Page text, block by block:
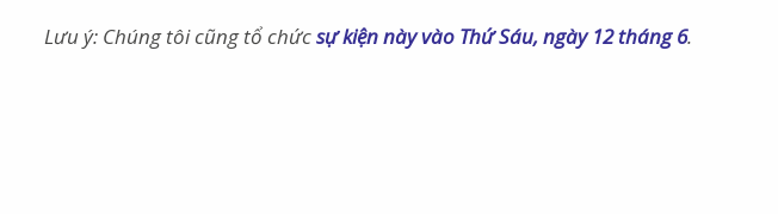
Lưu ý: Chúng tôi cũng tổ chứcsự kiện này vào Thứ Sáu, ngày 12 tháng 6.